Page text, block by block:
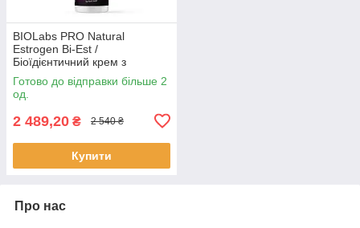
BIOLabs PRO Natural
Estrogen Bi-Est /
Біоїдієнтичний крем з
естріолом та естрадіолом 5
мг 85 грам BX546
Готово до відправки більше 2
од.
2 489,20 ₴ 2 540 ₴
Купити
Про нас